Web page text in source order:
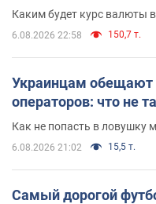
Каким будет курс валюты
6.08.2026 22:58 150,7 т.
Украинцам обещают
операторов: что не
Как не попасть в ловушку
6.08.2026 21:02 15,5 т.
Самый дорогой